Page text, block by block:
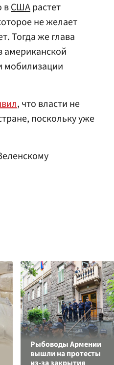
вСШАрастет
не желает
Тогда же глава
американской
мобилизации
, что власти не
поскольку уже
Рыбоводы Армении
вышли на протесты